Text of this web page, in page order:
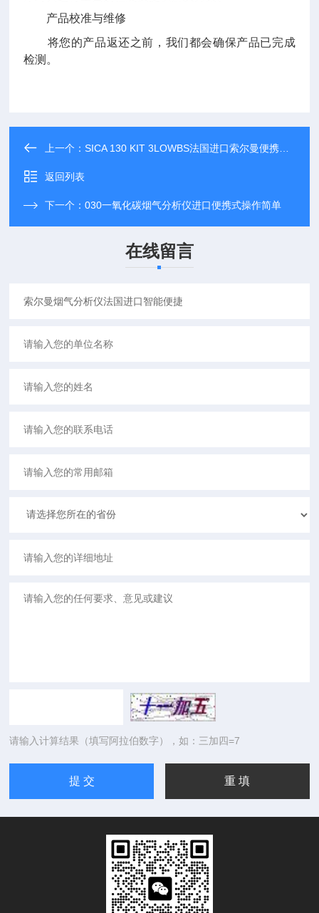
产品校准与维修
将您的产品返还之前，我们都会确保产品已完成
检测。
上一个：SICA 130 KIT 3LOWBS法国进口索尔曼便携式烟气分析仪应用范围广
返回列表
下一个：030一氧化碳烟气分析仪进口便携式操作简单
在线留言
请输入计算结果（填写阿拉伯数字），如：三加四=7